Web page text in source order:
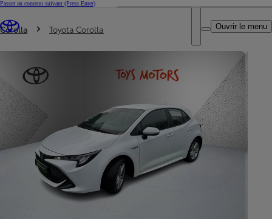
Passer au contenu suivant (Press Enter)
Trouvez un partenaire Toyota
DEALER NAME
Ouvrir le menu
Vous êtes ici
Corolla Toyota Corolla